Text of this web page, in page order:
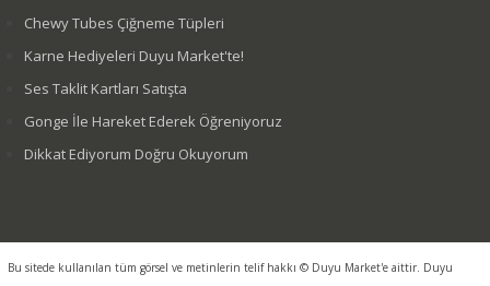
Chewy Tubes Çiğneme Tüpleri
Karne Hediyeleri Duyu Market'te!
Ses Taklit Kartları Satışta
Gonge İle Hareket Ederek Öğreniyoruz
Dikkat Ediyorum Doğru Okuyorum
Bu sitede kullanılan tüm görsel ve metinlerin telif hakkı © Duyu Market'e aittir. Duyu